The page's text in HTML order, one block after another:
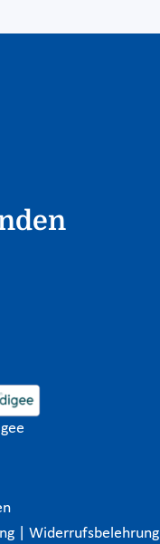
Widerrufsbelehrung